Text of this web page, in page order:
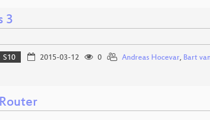
3
S10 2015-03-12 0 Andreas Hocevar, Bart